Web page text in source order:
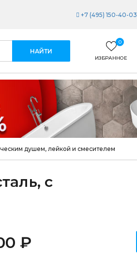
+7 (495) 150-40-03
0
ИЗБРАННОЕ
душем, лейкой и смесителем
с
₽